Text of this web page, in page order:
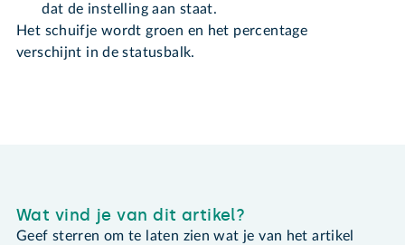
dat de instelling aan staat.
Het schuifje wordt groen en het percentage
verschijnt in de statusbalk.
Wat vind je van dit artikel?
Geef sterren om te laten zien wat je van het artikel